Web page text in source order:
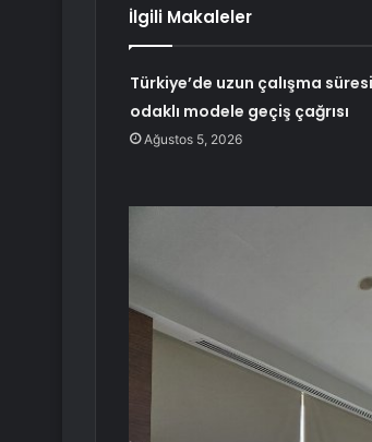
İlgili Makaleler
Türkiye’de uzun çalışma
odaklı modele geçiş çağrısı
Ağustos 5, 2026